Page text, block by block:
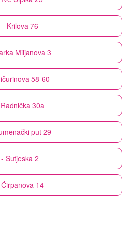
- Krilova 76
Miljanova 3
58-60
30a
put 29
Sutjeska 2
14